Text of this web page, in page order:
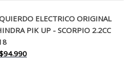
ELECTRICO ORIGINAL
PIK UP - SCORPIO 2.2CC
94.990El